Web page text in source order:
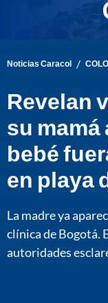
Noticias Caracol /
Revelan
su mamá
bebé
en playa
La madre ya
clínica de Bogotá.
autoridades